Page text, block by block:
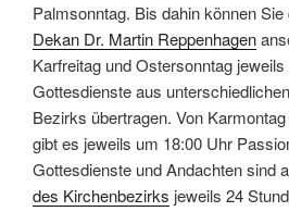
Palmsonntag. Bis dahin können Sie
Dekan Dr. Martin Reppenhagen
Karfreitag und Ostersonntag
Gottesdienste aus
Bezirks übertragen. Von
gibt es jeweils um 18:00 Uhr
Gottesdienste und Andachten sind
des Kirchenbezirks jeweils 24